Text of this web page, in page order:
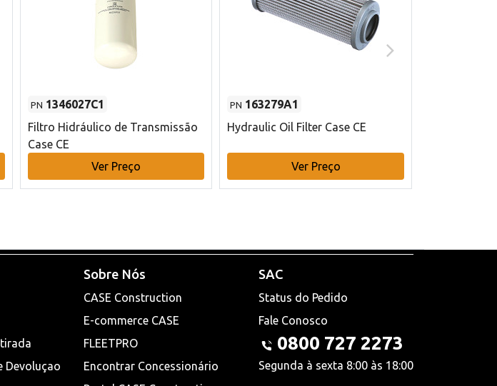
PN 1346027C1
Filtro Hidráulico de Transmissão
Case CE
Ver Preço
PN 163279A1
Hydraulic Oil Filter Case CE
Ver Preço
Devoluçao
Sobre Nós
CASE Construction
E-commerce CASE
FLEETPRO
Encontrar Concessionário
SAC
Status do Pedido
Fale Conosco
0800 727 2273
Segunda à sexta 8:00 às 18:00